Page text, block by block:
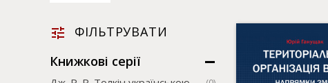
ФІЛЬТРУВАТИ
Книжкові серії